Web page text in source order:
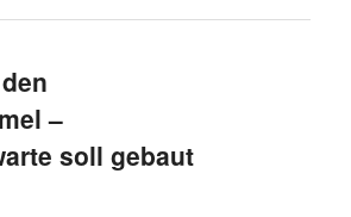
–
soll gebaut